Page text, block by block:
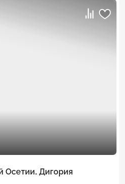
Осетии. Дигория